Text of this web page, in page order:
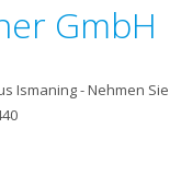
GmbH
Ismaning - Nehmen Sie